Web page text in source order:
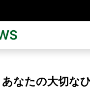
なたの大切な